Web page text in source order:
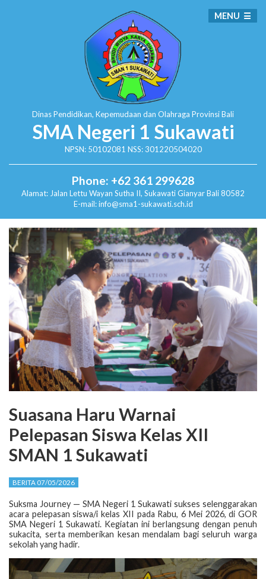
Dinas Pendidikan, Kepemudaan dan Olahraga Provinsi Bali
SMA Negeri 1 Sukawati
NPSN: 50102081 NSS: 301220504020
Phone: +62 361 299628
Alamat: Jalan Lettu Wayan Sutha II, SukawatiGianyar Bali 80582
E-mail: info@sma1-sukawati.sch.id
MENU
Suasana Haru Warnai
Pelepasan Siswa Kelas XII
SMAN 1 Sukawati
BERITA 07/05/2026
Suksma Journey — SMA Negeri 1 Sukawati sukses selenggarakan
acara pelepasan siswa/i kelas XII pada Rabu, 6 Mei 2026, di GOR
SMA Negeri 1 Sukawati. Kegiatan ini berlangsung dengan penuh
sukacita, serta memberikan kesan mendalam bagi seluruh warga
sekolah yang hadir.